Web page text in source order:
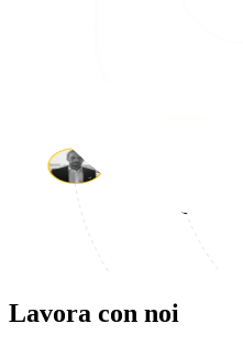
Lavora con noi